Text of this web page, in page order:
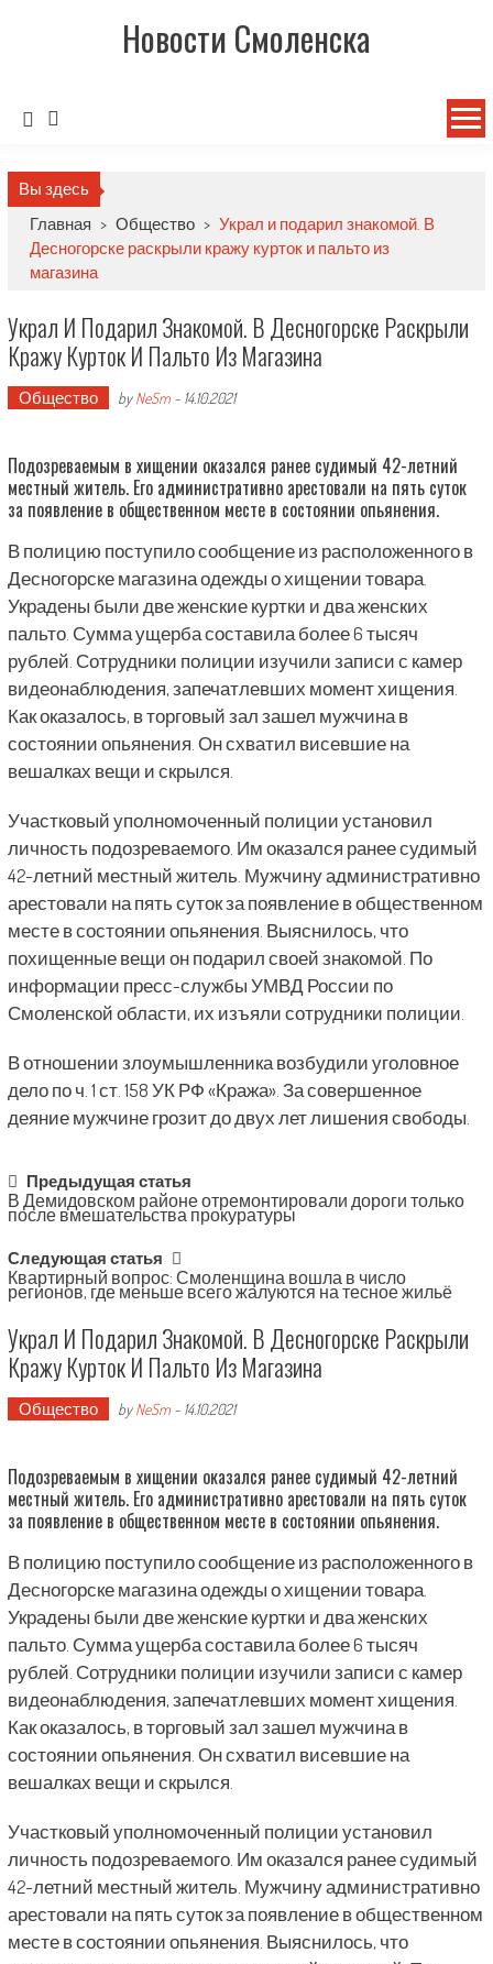
Новости Смоленска
Вы здесь
Главная > Общество > Украл и подарил знакомой. В
Десногорске раскрыли кражу курток и пальто из
магазина
Украл И Подарил Знакомой. В Десногорске Раскрыли
Кражу Курток И Пальто Из Магазина
Общество byNeSm- 14.10.2021
Подозреваемым в хищении оказался ранее судимый 42-летний
местный житель. Его административно арестовали на пять суток
за появление в общественном месте в состоянии опьянения.
В полицию поступило сообщение из расположенного в
Десногорске магазина одежды о хищении товара.
Украдены были две женские куртки и два женских
пальто. Сумма ущерба составила более 6 тысяч
рублей. Сотрудники полиции изучили записи с камер
видеонаблюдения, запечатлевших момент хищения.
Как оказалось, в торговый зал зашел мужчина в
состоянии опьянения. Он схватил висевшие на
вешалках вещи и скрылся.
Участковый уполномоченный полиции установил
личность подозреваемого. Им оказался ранее судимый
42-летний местный житель. Мужчину административно
арестовали на пять суток за появление в общественном
месте в состоянии опьянения. Выяснилось, что
похищенные вещи он подарил своей знакомой. По
информации пресс-службы УМВД России по
Смоленской области, их изъяли сотрудники полиции.
В отношении злоумышленника возбудили уголовное
дело по ч. 1 ст. 158 УК РФ «Кража». За совершенное
деяние мужчине грозит до двух лет лишения свободы.
Post
navigation
Предыдущая статья
В Демидовском районе отремонтировали дороги только
после вмешательства прокуратуры
Следующая статья
Квартирный вопрос: Смоленщина вошла в число
регионов, где меньше всего жалуются на тесное жильё
Украл И Подарил Знакомой. В Десногорске Раскрыли
Кражу Курток И Пальто Из Магазина
Общество byNeSm- 14.10.2021
Подозреваемым в хищении оказался ранее судимый 42-летний
местный житель. Его административно арестовали на пять суток
за появление в общественном месте в состоянии опьянения.
В полицию поступило сообщение из расположенного в
Десногорске магазина одежды о хищении товара.
Украдены были две женские куртки и два женских
пальто. Сумма ущерба составила более 6 тысяч
рублей. Сотрудники полиции изучили записи с камер
видеонаблюдения, запечатлевших момент хищения.
Как оказалось, в торговый зал зашел мужчина в
состоянии опьянения. Он схватил висевшие на
вешалках вещи и скрылся.
Участковый уполномоченный полиции установил
личность подозреваемого. Им оказался ранее судимый
42-летний местный житель. Мужчину административно
арестовали на пять суток за появление в общественном
месте в состоянии опьянения. Выяснилось, что